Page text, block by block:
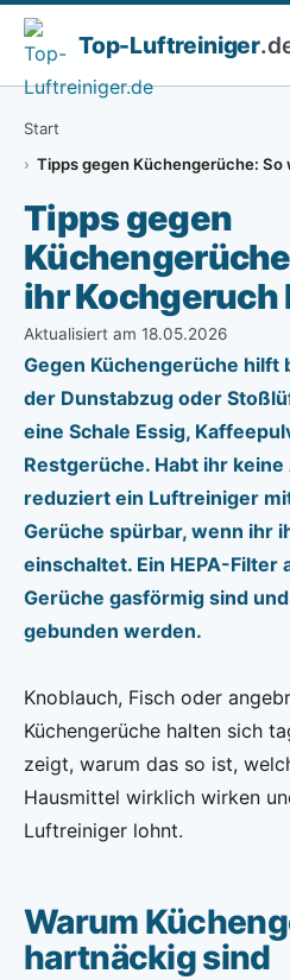
Top-Luftreiniger
Start
Tipps gegen Küchengerüche:
Tipps gegen
ihr Kochgeruch
Aktualisiert am 18.05.2026
Gegen Küchengerüche hilft
der Dunstabzug oder
eine Schale Essig,
Restgerüche. Habt ihr
reduziert ein Luftreiniger
Gerüche spürbar, wenn ihr
einschaltet. Ein HEPA-Filter
Gerüche gasförmig sind
gebunden werden.
Knoblauch, Fisch oder
Küchengerüche halten sich
zeigt, warum das so ist,
Hausmittel wirklich wirken
Luftreiniger lohnt.
Warum
hartnäckig sind